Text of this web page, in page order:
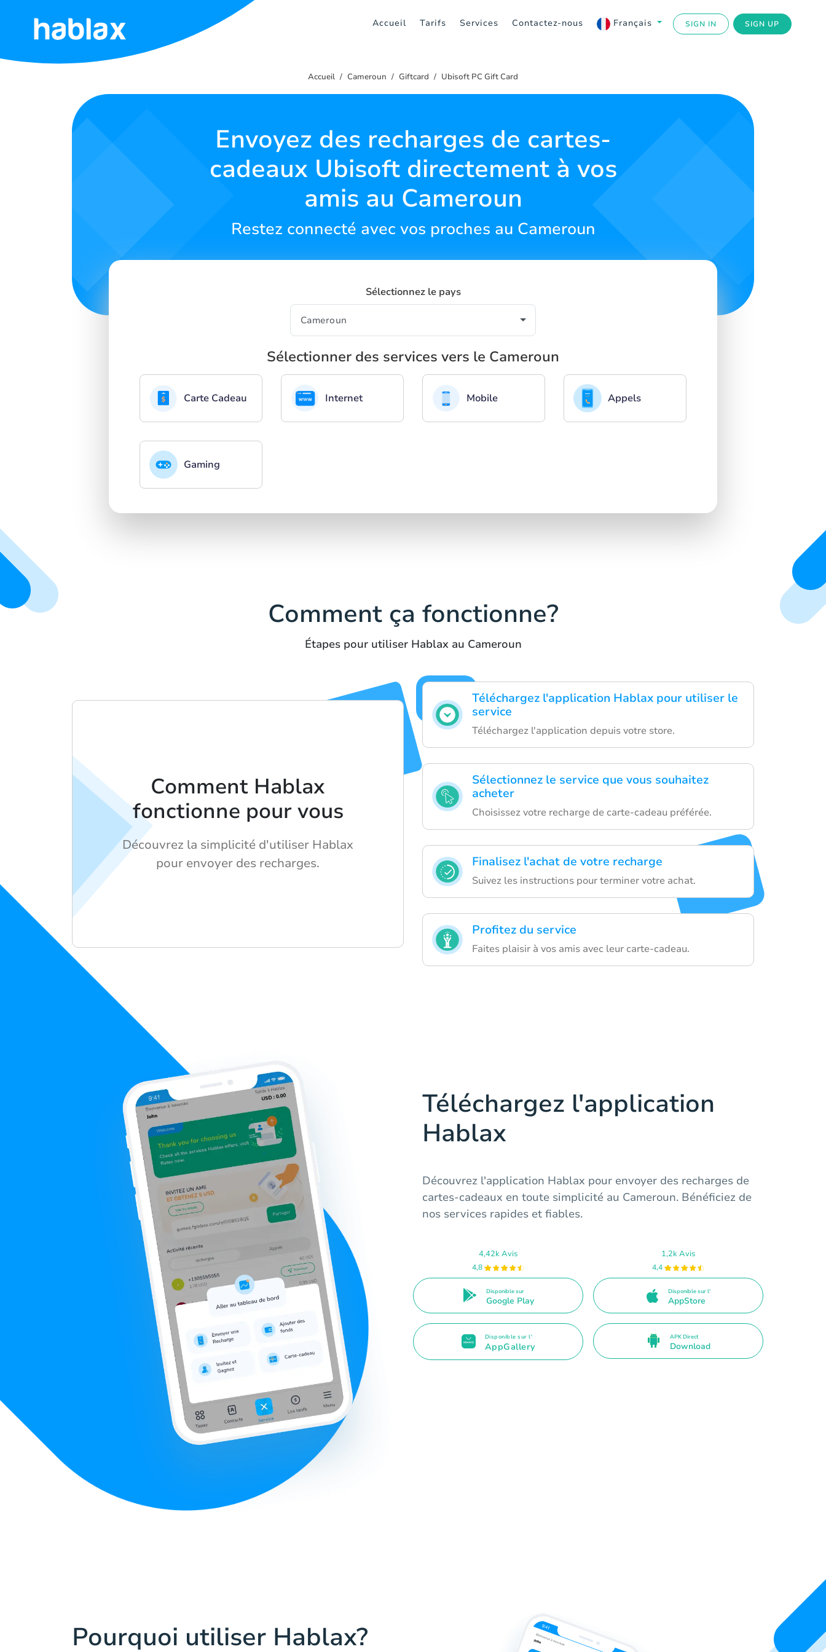
Accueil Tarifs Services Contactez-nous Français SIGN IN SIGN UP
Accueil
Accueil Cameroun Giftcard Ubisoft PC Gift Card
Envoyez des recharges de cartes-
cadeaux Ubisoft directement à vos
amis au Cameroun
Restez connecté avec vos proches au Cameroun
Sélectionnez le pays
Sélectionner des services vers le Cameroun
Carte Cadeau Internet Mobile Appels
Gaming
Comment ça fonctionne?
Étapes pour utiliser Hablax au Cameroun
Téléchargez l'application Hablax pour utiliser le
service
Téléchargez l'application depuis votre store.
Sélectionnez le service que vous souhaitez
acheter
Choisissez votre recharge de carte-cadeau préférée.
Finalisez l'achat de votre recharge
Suivez les instructions pour terminer votre achat.
Profitez du service
Faites plaisir à vos amis avec leur carte-cadeau.
Comment Hablax
fonctionne pour vous
Découvrez la simplicité d'utiliser Hablax
pour envoyer des recharges.
Téléchargez l'application
Hablax
Découvrez l'application Hablax pour envoyer des recharges de
cartes-cadeaux en toute simplicité au Cameroun. Bénéficiez de
nos services rapides et fiables.
4,42k Avis
4,8
Disponible sur
Google Play
1,2k Avis
4,4
Disponible sur l'
AppStore
Disponible sur l'
AppGallery
APK Direct
Download
Pourquoi utiliser Hablax?